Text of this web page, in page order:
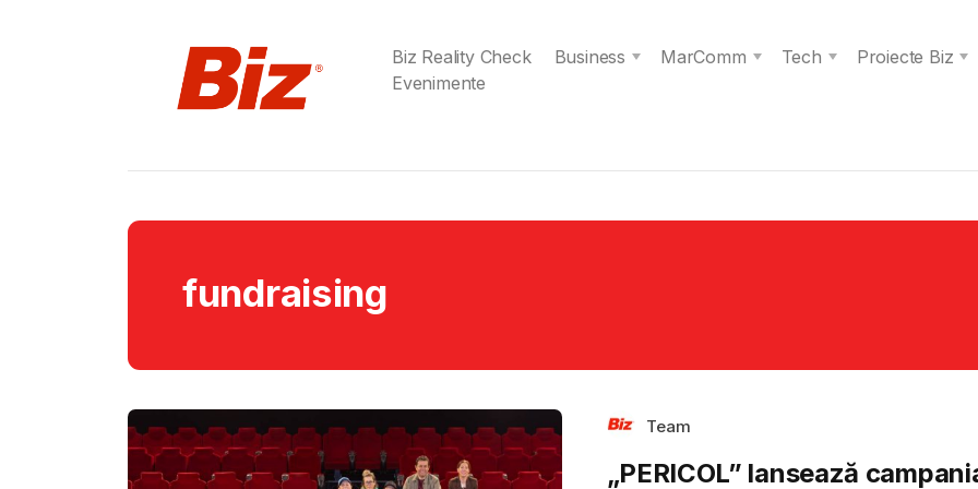
Biz Reality Check Business MarComm Tech
Proiecte Biz
Evenimente
fundraising
Team
„PERICOL” lansează